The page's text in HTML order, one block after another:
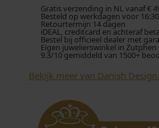
i
Gratis verzending in NL vanaf €
Besteld op werkdagen voor
Retourtermijn 14 dagen
iDEAL, creditcard en achteraf
Bestel bij officieel dealer met
Eigen juwelierswinkel in Zutphen
9.3/10 gemiddeld van 1500+
Bekijk meer van Danish